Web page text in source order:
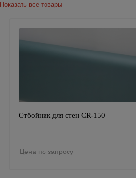
Показать все товары
Отбойник для стен CR-150
Цена по запросу